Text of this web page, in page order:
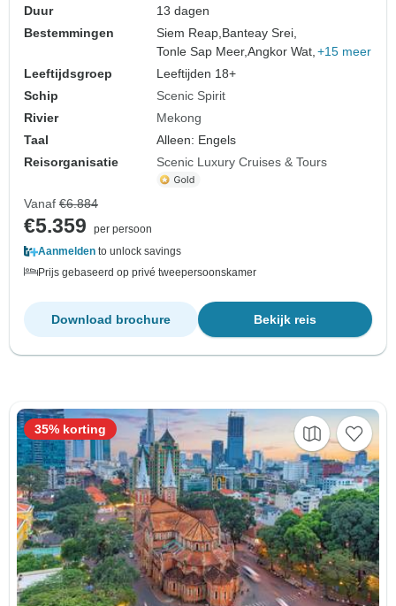
Duur
13 dagen
Bestemmingen
Siem Reap, Banteay Srei,
Tonle Sap Meer,Angkor Wat, +15 meer
Leeftijdsgroep
Leeftijden 18+
Schip
Scenic Spirit
Rivier
Mekong
Taal
Alleen: Engels
Reisorganisatie
Scenic Luxury Cruises & Tours
Vanaf €6.884
€5.359
per persoon
Aanmelden to unlock savings
Prijs gebaseerd op privé tweepersoonskamer
Bekijk reis
Download brochure
35% korting